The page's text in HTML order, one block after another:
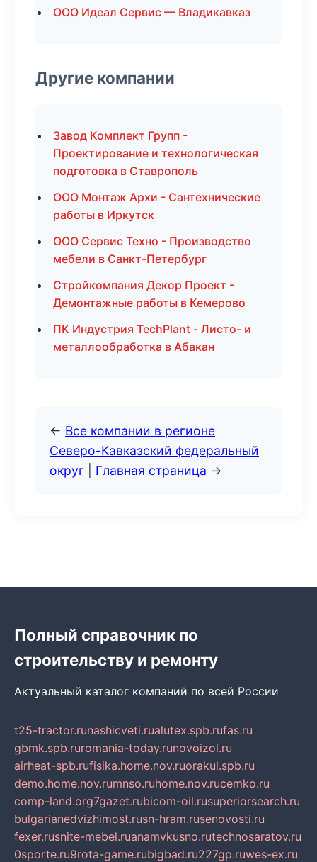
ООО Идеал Сервис — Владикавказ
Другие компании
Завод Комплект Групп -
Проектирование и технологическая
подготовка в Ставрополь
ООО Монтаж Архи - Сантехнические
работы в Иркутск
ООО Сервис Техно - Производство
мебели в Санкт-Петербург
Стройкомпания Декор Проект -
Демонтажные работы в Кемерово
ПК Индустрия TechPlant - Листо- и
металлообработка в Абакан
← Все компании в регионе
Северо-Кавказский федеральный
округ
Главная страница →
Полный справочник по
строительству и ремонту
Актуальный каталог компаний по всей России
t25-tractor.runashicveti.rualutex.spb.rufas.ru
gbmk.spb.ruromania-today.runovoizol.ru
airheat-spb.rufisika.home.nov.ruorakul.spb.ru
demo.home.nov.rumnso.ruhome.nov.rucemko.ru
comp-land.org7gazet.rubicom-oil.rusuperiorsearch.ru
bulgarianedvizhimost.rusn-hram.rusenovosti.ru
fexer.rusnite-mebel.ruanamvkusno.rutechnosaratov.ru
0sporte.ru9rota-game.rubigbad.ru227gp.ruwes-ex.ru